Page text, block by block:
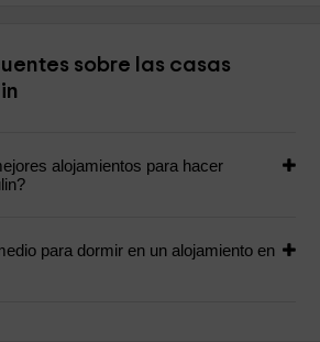
sobre las casas
alojamientos para hacer
para dormir en un alojamiento en